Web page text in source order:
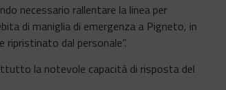
necessario rallentare la linea per
di maniglia di emergenza a Pigneto, in
dal personale”.
la notevole capacità di risposta del